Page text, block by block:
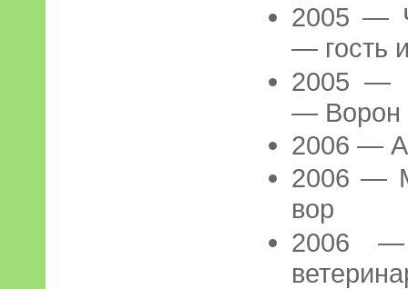
2005 —
— гость
2005 —
— Ворон
2006 —
2006 —
вор
2006 —